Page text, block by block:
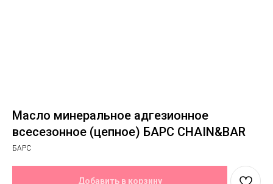
Масло минеральное адгезионное
всесезонное (цепное) БАРС CHAIN&BAR
БАРС
Добавить в корзину